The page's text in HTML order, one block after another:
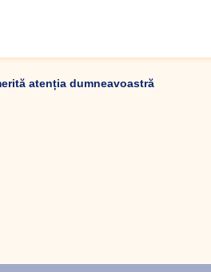
atenția dumneavoastră